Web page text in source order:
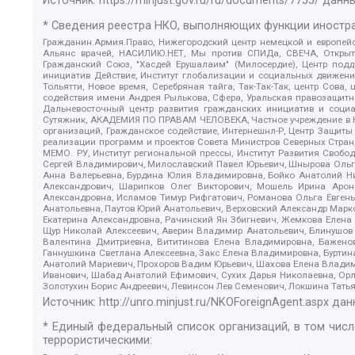
* Сведения реестра НКО, выполняющих функции
Гражданин.Армия.Право, Нижегородский центр немецкой и
Альянс врачей, НАСИЛИЮ.НЕТ, Мы против СПИДа, СВЕЧА, Открытый
Гражданский Союз, "Хасдей Ерушалаим" (Милосердие), Центр
инициатив Действие, Институт глобализации и социальных
Тольятти, Новое время, Серебряная тайга, Так-Так-Так, центр
содействия имени Андрея Рылькова, Сфера, Уральская
Дальневосточный центр развития гражданских инициатив и
Сутяжник, АКАДЕМИЯ ПО ПРАВАМ ЧЕЛОВЕКА, Частное учреждение в
организаций, Гражданское содействие, Интернешнл-Р, Центр
реализации программ и проектов Совета Министров Северных
МЕМО. РУ, Институт региональной прессы, Институт Развития
Сергей Владимирович, Милославский Павел Юрьевич, Шнырова
Анна Валерьевна, Бурдина Юлия Владимировна, Бойко Анатолий
Александрович, Шарипков Олег Викторович, Мошель Ирина
Александровна, Исламов Тимур Рифгатович, Романова Ольга
Анатольевна, Паутов Юрий Анатольевич, Верховский Александр
Екатерина Александровна, Рачинский Ян Збигневич, Жемкова
Щур Николай Алексеевич, Аверин Владимир Анатольевич,
Валентина Дмитриевна, Вититинова Елена Владимировна,
Ганнушкина Светлана Алексеевна, Закс Елена Владимировна,
Анатолий Мариевич, Прохоров Вадим Юрьевич, Шахова Елена
Иванович, Шабад Анатолий Ефимович, Сухих Дарья Николаевна,
Золотухин Борис Андреевич, Левинсон Лев Семенович, Локшина
Источник: http://unro.minjust.ru/NKOForeignAgent.aspx
* Единый федеральный список организаций, в том
террористическими: